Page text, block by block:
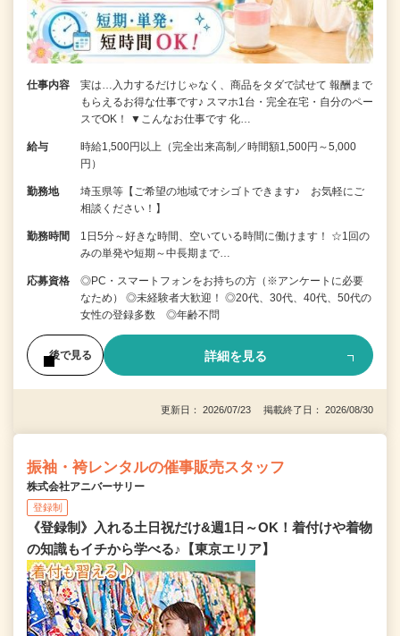
仕事内容
実は…入力するだけじゃなく、商品をタダで試せて 報酬まで
もらえるお得な仕事です♪ スマホ1台・完全在宅・自分のペー
スでOK！ ▼こんなお仕事です 化…
給与
時給1,500円以上（完全出来高制／時間額1,500円～5,000
円）
勤務地
埼玉県等【ご希望の地域でオシゴトできます♪ お気軽にご
相談ください！】
勤務時間
1日5分～好きな時間、空いている時間に働けます！ ☆1回の
みの単発や短期～中長期まで…
応募資格
◎PC・スマートフォンをお持ちの方（※アンケートに必要
なため） ◎未経験者大歓迎！ ◎20代、30代、40代、50代の
女性の登録多数 ◎年齢不問
後で見る 詳細を見る
更新日： 2026/07/23 掲載終了日： 2026/08/30
振袖・袴レンタルの催事販売スタッフ
株式会社アニバーサリー
登録制
《登録制》入れる土日祝だけ&週1日～OK！着付けや着物
の知識もイチから学べる♪【東京エリア】